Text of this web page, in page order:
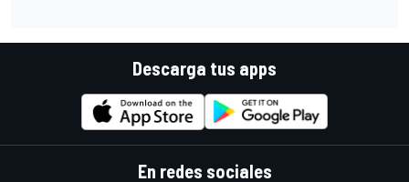
Descarga tus apps
En redes sociales